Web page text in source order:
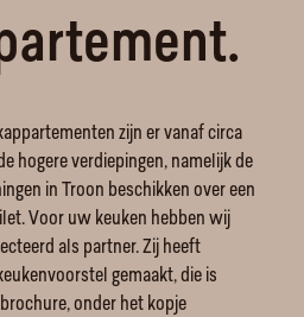
zijn er vanaf circa
hogere verdiepingen, namelijk de
in Troon beschikken over een
Voor uw keuken hebben wij
als partner. Zij heeft
gemaakt, die is
onder het kopje